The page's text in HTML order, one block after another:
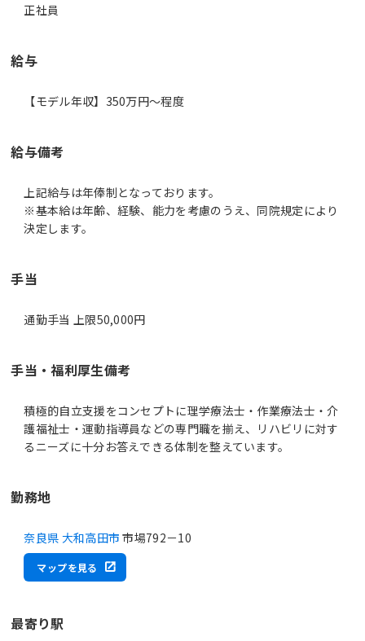
正社員
給与
【モデル年収】350万円〜程度
給与備考
上記給与は年俸制となっております。
※基本給は年齢、経験、能力を考慮のうえ、同院規定により
決定します。
手当
通勤手当 上限50,000円
手当・福利厚生備考
積極的自立支援をコンセプトに理学療法士・作業療法士・介
護福祉士・運動指導員などの専門職を揃え、リハビリに対す
るニーズに十分お答えできる体制を整えています。
勤務地
奈良県 大和高田市 市場792－10
マップを見る
最寄り駅